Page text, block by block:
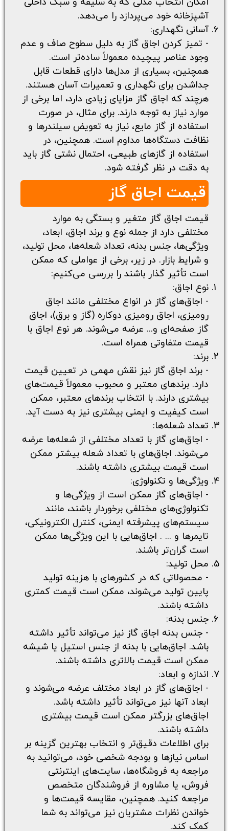
آشپزخانه خود می‌پردازد را می‌دهد.
آسانی نگهداری:
- تمیز کردن اجاق گاز به دلیل سطوح صاف و عدم
وجود عناصر پیچیده معمولاً ساده‌تر است.
همچنین، بسیاری از مدل‌ها دارای قطعات قابل
جداشدن برای نگهداری و تعمیرات آسان هستند.
هرچند که اجاق گاز مزایای زیادی دارد، اما برخی از
موارد نیاز به توجه دارند. برای مثال، در صورت
استفاده از گاز مایع، نیاز به تعویض سیلندرها و
نظافت دستگاه‌ها مداوم است. همچنین، در
استفاده از گازهای طبیعی، احتمال نشتی گاز باید
به دقت در نظر گرفته شود.
قیمت اجاق گاز
قیمت اجاق گاز متغیر و بستگی به موارد
مختلفی دارد از جمله نوع و برند اجاق، ابعاد،
ویژگی‌ها، جنس بدنه، تعداد شعله‌ها، محل تولید،
و شرایط بازار. در زیر، برخی از عواملی که ممکن
است تأثیر گذار باشند را بررسی می‌کنیم:
نوع اجاق:
- اجاق‌های گاز در انواع مختلفی مانند اجاق
رومیزی، اجاق رومیزی دوکاره (گاز و برق)، اجاق
گاز صفحه‌ای و... عرضه می‌شوند. هر نوع اجاق با
قیمت متفاوتی همراه است.
برند:
- برند اجاق گاز نیز نقش مهمی در تعیین قیمت
دارد. برندهای معتبر و محبوب معمولاً قیمت‌های
بیشتری دارند. با انتخاب برندهای معتبر، ممکن
است کیفیت و ایمنی بیشتری نیز به دست آید.
تعداد شعله‌ها:
- اجاق‌های گاز با تعداد مختلفی از شعله‌ها عرضه
می‌شوند. اجاق‌های با تعداد شعله بیشتر ممکن
است قیمت بیشتری داشته باشند.
ویژگی‌ها و تکنولوژی:
- اجاق‌های گاز ممکن است از ویژگی‌ها و
تکنولوژی‌های مختلفی برخوردار باشند، مانند
سیستم‌های پیشرفته ایمنی، کنترل الکترونیکی،
تایمرها و ... . اجاق‌هایی با این ویژگی‌ها ممکن
است گران‌تر باشند.
محل تولید:
- محصولاتی که در کشورهای با هزینه تولید
پایین تولید می‌شوند، ممکن است قیمت کمتری
داشته باشند.
جنس بدنه:
- جنس بدنه اجاق گاز نیز می‌تواند تأثیر داشته
باشد. اجاق‌هایی با بدنه از جنس استیل یا شیشه
ممکن است قیمت بالاتری داشته باشند.
اندازه و ابعاد:
- اجاق‌های گاز در ابعاد مختلف عرضه می‌شوند و
ابعاد آنها نیز می‌تواند تأثیر داشته باشد.
اجاق‌های بزرگتر ممکن است قیمت بیشتری
داشته باشند.
برای اطلاعات دقیق‌تر و انتخاب بهترین گزینه بر
اساس نیازها و بودجه شخصی خود، می‌توانید به
مراجعه به فروشگاه‌ها، سایت‌های اینترنتی
فروش، یا مشاوره از فروشندگان متخصص
مراجعه کنید. همچنین، مقایسه قیمت‌ها و
خواندن نظرات مشتریان نیز می‌تواند به شما
کمک کند.